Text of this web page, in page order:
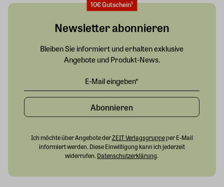
10€ Gutschein¹
Newsletter abonnieren
Bleiben Sie informiert und erhalten exklusive
Angebote und Produkt-News.
Abonnieren
Ich möchte über Angebote derZEIT Verlagsgruppeper E-Mail
informiert werden. Diese Einwilligung kann ich jederzeit
widerrufen. Datenschutzerklärung.